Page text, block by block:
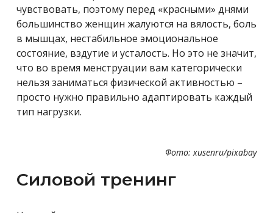
чувствовать, поэтому перед «красными» днями
большинство женщин жалуются на вялость, боль
в мышцах, нестабильное эмоциональное
состояние, вздутие и усталость. Но это не значит,
что во время менструации вам категорически
нельзя заниматься физической активностью –
просто нужно правильно адаптировать каждый
тип нагрузки.
Фото: xusenru/pixabay
Силовой тренинг